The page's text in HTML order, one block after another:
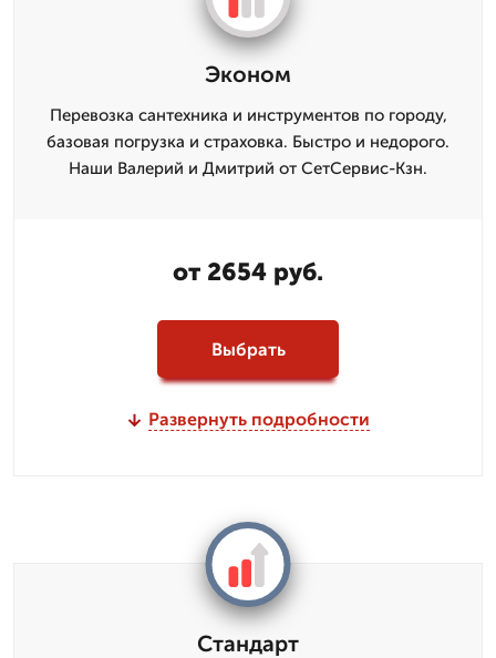
Эконом
Перевозка сантехника и инструментов по городу,
базовая погрузка и страховка. Быстро и недорого.
Наши Валерий и Дмитpий от СетСервис-Кзн.
от 2654 руб.
Выбрать
Развернуть подробности
Стандарт